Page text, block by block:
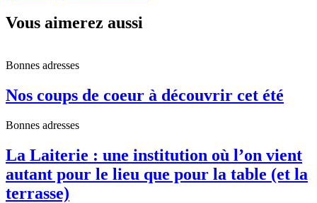
Vous aimerez aussi
Bonnes adresses
Nos coups de coeur à découvrir cet été
Bonnes adresses
La Laiterie : une institution où l’on vient
autant pour le lieu que pour la table (et la
terrasse)